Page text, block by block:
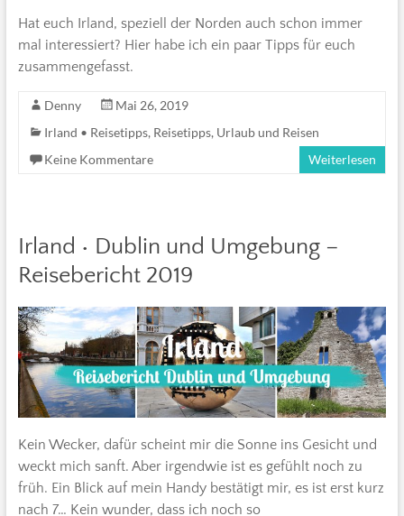
Hat euch Irland, speziell der Norden auch schon immer
mal interessiert? Hier habe ich ein paar Tipps für euch
zusammengefasst.
Denny
Mai 26, 2019
Irland • Reisetipps, Reisetipps, Urlaub und Reisen
Keine Kommentare
Weiterlesen
Irland • Dublin und Umgebung –
Reisebericht 2019
Kein Wecker, dafür scheint mir die Sonne ins Gesicht und
weckt mich sanft. Aber irgendwie ist es gefühlt noch zu
früh. Ein Blick auf mein Handy bestätigt mir, es ist erst kurz
nach 7… Kein wunder, dass ich noch so